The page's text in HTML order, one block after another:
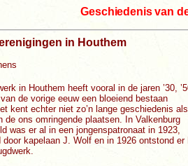
Geschiedenis van
in Houthem
in Houthem heeft vooral in de jaren ’30,
van de vorige eeuw een bloeiend bestaan
kent echter niet zo’n lange geschiedenis
de ons omringende plaatsen. In Valkenburg
was er al in een jongenspatronaat in 1923,
door kapelaan J. Wolf en in 1926 ontstond er